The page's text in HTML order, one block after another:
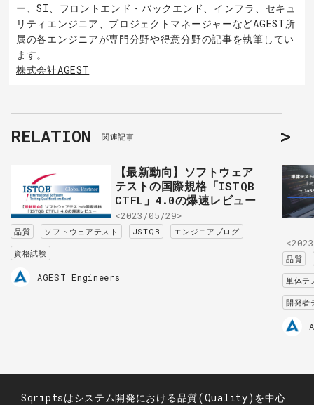
ー、SI、フロントエンド・バックエンド、インフラ、セキュ
リティエンジニア、プロジェクトマネージャーなどAGEST所
属の各エンジニアが専門分野や得意分野の記事を執筆してい
ます。
株式会社AGEST
RELATION 関連記事
【最新動向】ソフトウェア
テストの国際規格「ISTQB
CTFL」4.0の爆速レビュー
<2023/05/29>
品質 ソフトウェアテスト JSTQB エンジニアブログ
資格試験
AGEST Engineers
品質
単体テ
開発者
Sqriptsはシステム開発における品質(Quality)を中心